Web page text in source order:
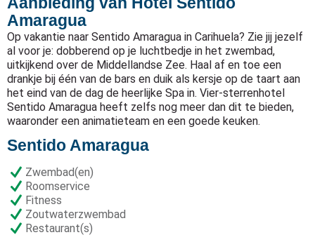
Amaragua
Op vakantie naar Sentido Amaragua in Carihuela? Zie jij jezelf
al voor je: dobberend op je luchtbedje in het zwembad,
uitkijkend over de Middellandse Zee. Haal af en toe een
drankje bij één van de bars en duik als kersje op de taart aan
het eind van de dag de heerlijke Spa in. Vier-sterrenhotel
Sentido Amaragua heeft zelfs nog meer dan dit te bieden,
waaronder een animatieteam en een goede keuken.
Sentido Amaragua
Zwembad(en)
Roomservice
Fitness
Zoutwaterzwembad
Restaurant(s)